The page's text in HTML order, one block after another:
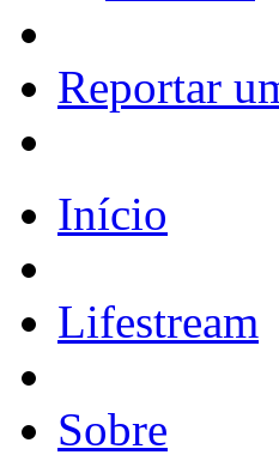
Reportar
Início
Lifestream
Sobre